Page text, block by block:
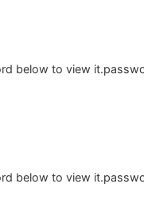
below to view
below to view